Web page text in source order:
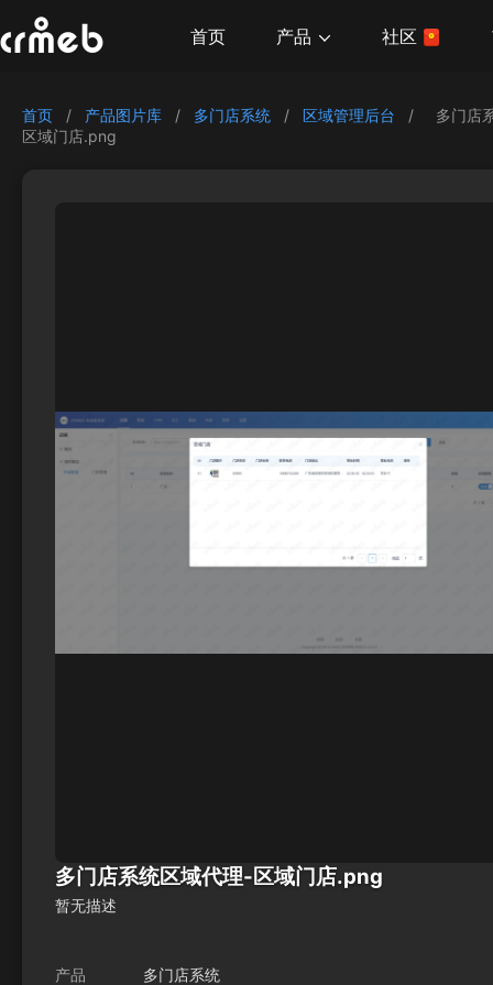
首页 产品 社区
首页 / 产品图片库 / 多门店系统 / 区域管理后台 /
多门店
区域门店.png
多门店系统区域代理-区域门店.png
暂无描述
产品 多门店系统